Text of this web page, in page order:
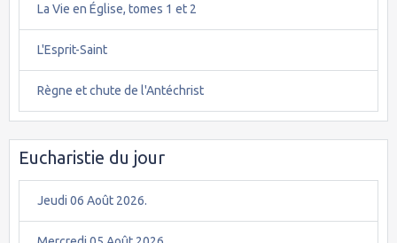
La Vie en Église, tomes 1 et 2
L'Esprit-Saint
Règne et chute de l'Antéchrist
Eucharistie du jour
Jeudi 06 Août 2026.